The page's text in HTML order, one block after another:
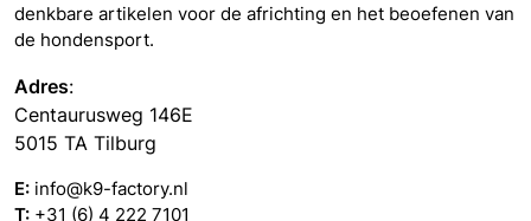
denkbare artikelen voor de africhting en het beoefenen van
de hondensport.
Adres:
Centaurusweg 146E
5015 TA Tilburg
E: info@k9-factory.nl
T: +31 (6) 4 222 7101